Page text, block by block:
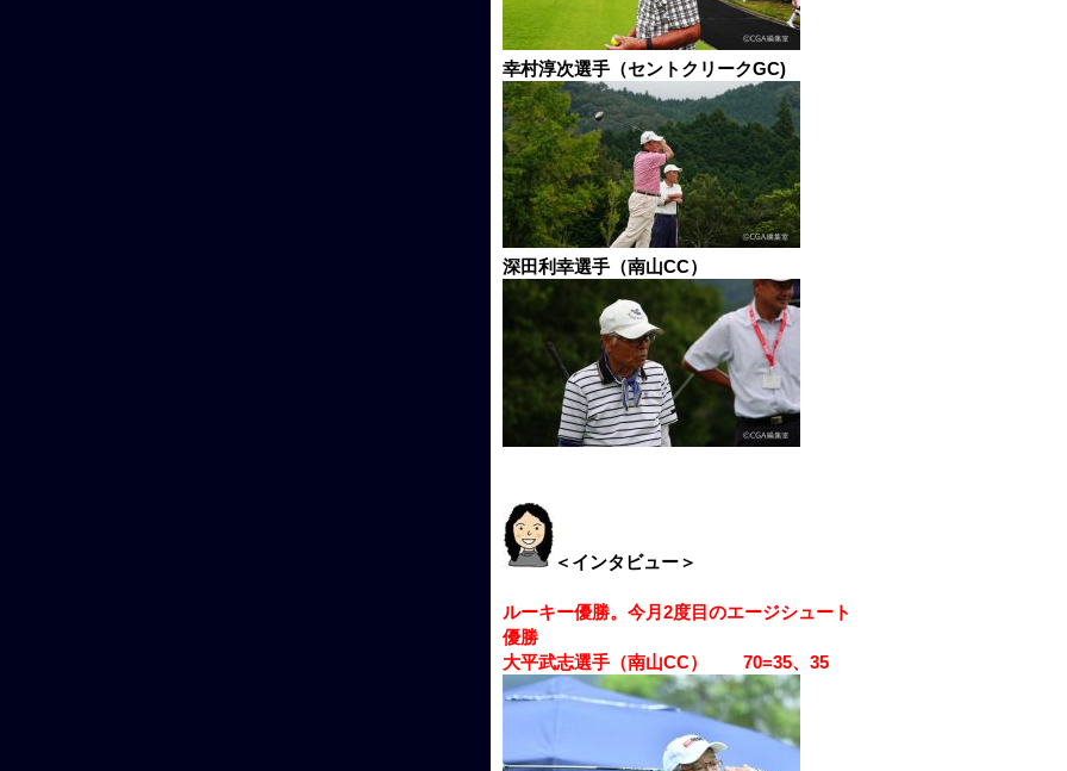
幸村淳次選手（セントクリークGC)
深田利幸選手（南山CC）
＜インタビュー＞
ルーキー優勝。今月2度目のエージシュート
優勝
大平武志選手（南山CC） 70=35、35